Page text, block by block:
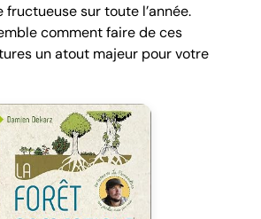
sur toute l’année.
comment faire de ces
un atout majeur pour votre